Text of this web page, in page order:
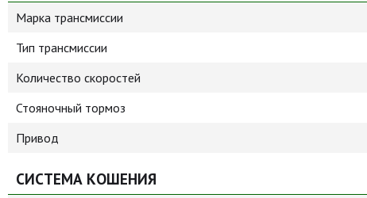
Марка трансмиссии
Тип трансмиссии
Количество скоростей
Стояночный тормоз
Привод
СИСТЕМА КОШЕНИЯ